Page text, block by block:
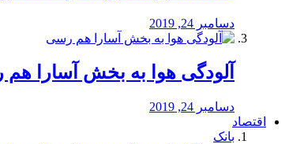
دسامبر 24, 2019
آلودگی هوا به بخش آسارا
دسامبر 24, 2019
اقتصاد
بانک